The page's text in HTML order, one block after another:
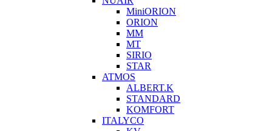
MiniORION
ORION
MM
MT
SIRIO
STAR
ATMOS
ALBERT.K
STANDARD
KOMFORT
ITALYCO